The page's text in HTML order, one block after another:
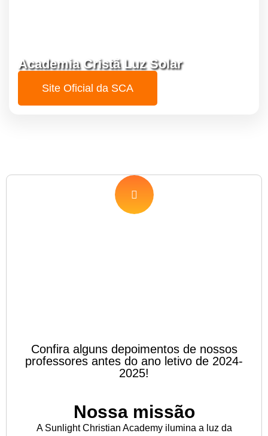
Academia Cristã Luz Solar
Site Oficial da SCA
Confira alguns depoimentos de nossos
professores antes do ano letivo de 2024-
2025!
Nossa missão
A Sunlight Christian Academy ilumina a luz da